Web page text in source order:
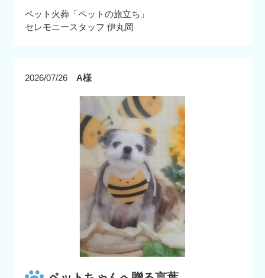
ペット火葬「ペットの旅立ち」
セレモニースタッフ 伊丸岡
2026/07/26 A様